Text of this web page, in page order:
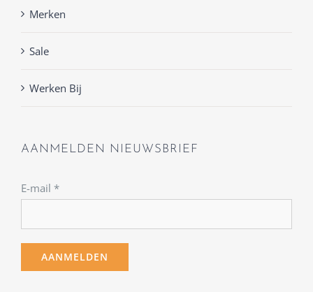
Merken
Sale
Werken Bij
AANMELDEN NIEUWSBRIEF
E-mail *